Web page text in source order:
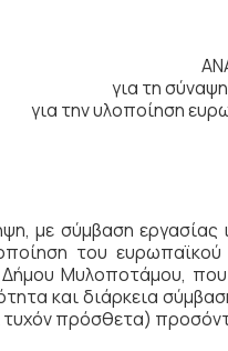
για τη
για την υλοποίηση
με σύμβαση εργασίας
του ευρωπαϊκού
Μυλοποτάμου, που
και διάρκεια
τυχόν πρόσθετα)